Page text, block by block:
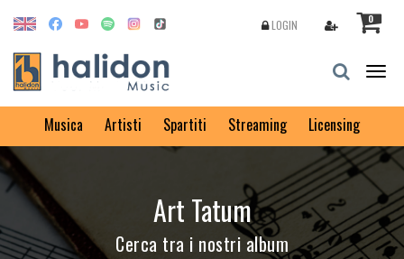
0
LOGIN
Musica Artisti Spartiti Streaming Licensing
Art Tatum
Cerca tra i nostri album